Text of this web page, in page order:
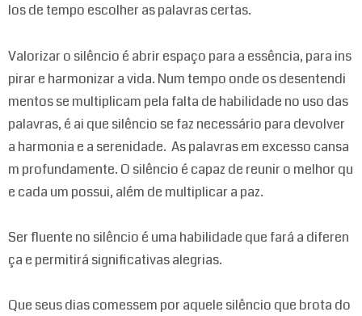
los de tempo escolher as palavras certas.
Valorizar o silêncio é abrir espaço para a essência, para ins
pirar e harmonizar a vida. Num tempo onde os desentendi
mentos se multiplicam pela falta de habilidade no uso das
palavras, é ai que silêncio se faz necessário para devolver
a harmonia e a serenidade. As palavras em excesso cansa
m profundamente. O silêncio é capaz de reunir o melhor qu
e cada um possui, além de multiplicar a paz.
Ser fluente no silêncio é uma habilidade que fará a diferen
ça e permitirá significativas alegrias.
Que seus dias comessem por aquele silêncio que brota do